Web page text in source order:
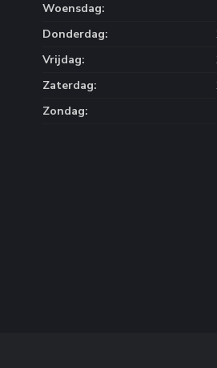
Woensdag:
Donderdag:
Vrijdag:
Zaterdag:
Zondag: